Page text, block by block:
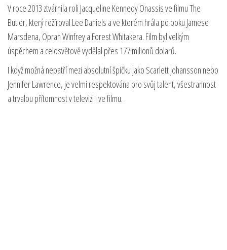
V roce 2013 ztvárnila roli Jacqueline Kennedy Onassis ve filmu The
Butler, který režíroval Lee Daniels a ve kterém hrála po boku Jamese
Marsdena, Oprah Winfrey a Forest Whitakera. Film byl velkým
úspěchem a celosvětově vydělal přes 177 milionů dolarů.
I když možná nepatří mezi absolutní špičku jako Scarlett Johansson nebo
Jennifer Lawrence, je velmi respektována pro svůj talent, všestrannost
a trvalou přítomnost v televizi i ve filmu.